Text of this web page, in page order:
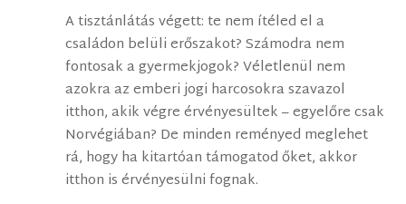
A tisztánlátás végett: te nem ítéled el a
családon belüli erőszakot? Számodra nem
fontosak a gyermekjogok? Véletlenül nem
azokra az emberi jogi harcosokra szavazol
itthon, akik végre érvényesültek – egyelőre csak
Norvégiában? De minden reményed meglehet
rá, hogy ha kitartóan támogatod őket, akkor
itthon is érvényesülni fognak.